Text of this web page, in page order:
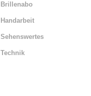
Brillenabo
Handarbeit
Sehenswertes
Technik